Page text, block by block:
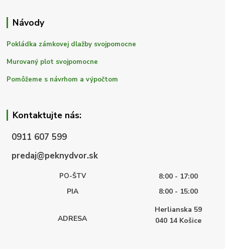
Návody
Pokládka zámkovej dlažby svojpomocne
Murovaný plot svojpomocne
Pomôžeme s návrhom a výpočtom
Kontaktujte nás:
0911 607 599
predaj@peknydvor.sk
PO-ŠTV
8:00 - 17:00
PIA
8:00 - 15:00
ADRESA
Herlianska 59
040 14 Košice